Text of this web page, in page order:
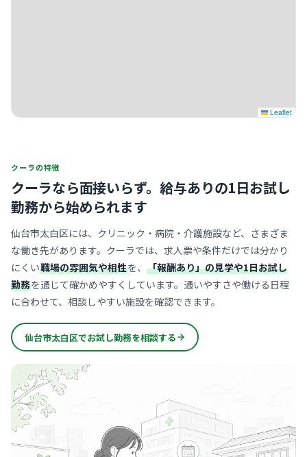
Leaflet
クーラの特徴
クーラなら面接いらず。 給与ありの1日お試し
勤務から始められます
仙台市太白区には、クリニック・病院・介護施設など、さまざま
な働き先があります。クーラでは、求人票や条件だけでは分かり
にくい職場の雰囲気や相性を、 「報酬あり」の見学や1日お試し
勤務を通じて確かめやすくしています。通いやすさや働ける日程
に合わせて、相談しやすい施設を確認できます。
仙台市太白区でお試し勤務を相談する